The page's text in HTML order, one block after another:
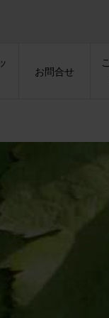
お問合せ